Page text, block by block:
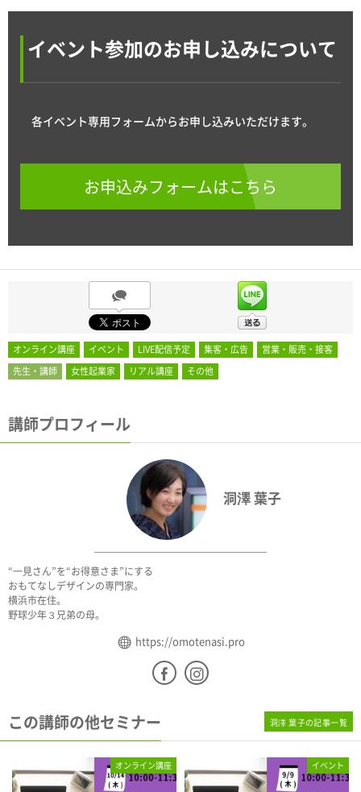
イベント参加のお申し込みについて
各イベント専用フォームからお申し込みいただけます。
お申込みフォームはこちら
オンライン講座 イベント LIVE配信予定 集客・広告
営業・販売・接客
先生・講師
女性起業家 リアル講座 その他
講師プロフィール
洞澤 葉子
“一見さん”を“お得意さま”にする
おもてなしデザインの専門家。
横浜市在住。
野球少年３兄弟の母。
https://omotenasi.pro
この講師の他セミナー
オンライン講座 イベント
洞澤 葉子の記事一覧